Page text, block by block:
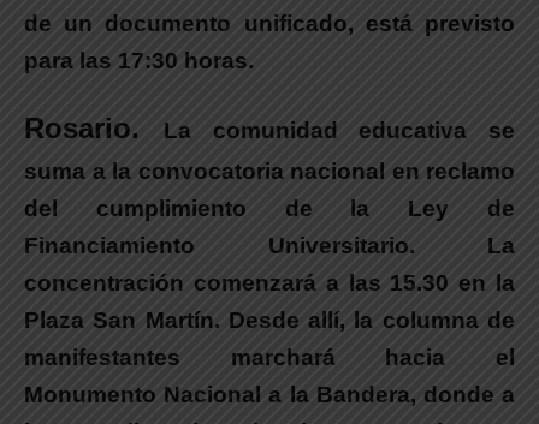
de un documento unificado, está previsto
para las 17:30 horas.
Rosario.
La comunidad educativa se
suma a la convocatoria nacional en reclamo
del cumplimiento de la Ley de
Financiamiento Universitario. La
concentración comenzará a las 15.30 en la
Plaza San Martín. Desde allí, la columna de
manifestantes marchará hacia el
Monumento Nacional a la Bandera, donde a